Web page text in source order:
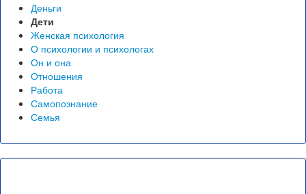
Деньги
Дети
Женская психология
О психологии и психологах
Он и она
Отношения
Работа
Самопознание
Семья